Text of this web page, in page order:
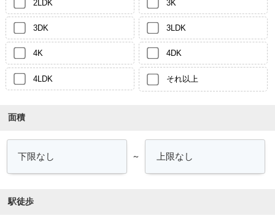
2LDK 3K
3DK 3LDK
4K 4DK
4LDK それ以上
面積
～
駅徒歩